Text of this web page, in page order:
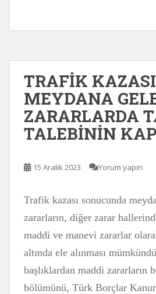
TRAFİK
MEYDANA
ZARARLARDA
TALEBİNİN
15 Aralık 2023 Yorum yapın
Trafik kazası sonucunda
zararların, diğer zarar
maddi ve manevi zararlar
altında ele alınması
başlıklardan maddi zararların
bölümünü, Türk Borçlar